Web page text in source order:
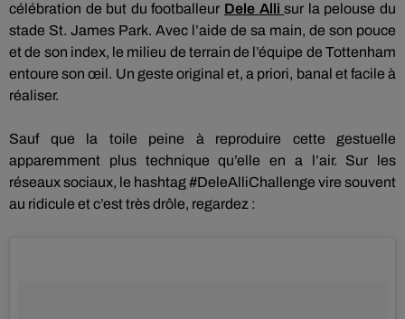
célébration de but du footballeur Dele Allisur la pelouse du
stade St. James Park. Avec l’aide de sa main, de son pouce
et de son index, le milieu de terrain de l’équipe de Tottenham
entoure son œil. Un geste original et, a priori, banal et facile à
réaliser.
Sauf que la toile peine à reproduire cette gestuelle
apparemment plus technique qu’elle en a l’air.
Sur les
réseaux sociaux, le hashtag#DeleAlliChallenge vire souvent
au ridicule et c’est très drôle, regardez :